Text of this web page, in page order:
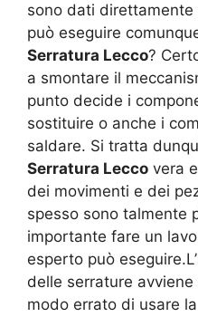
sono dati direttamente
può eseguire
Serratura Lecco?
a smontare il
punto decide i
sostituire o anche i
saldare. Si tratta
Serratura Lecco vera
dei movimenti e dei
spesso sono talmente
importante fare un
esperto può
delle serrature
modo errato di usare